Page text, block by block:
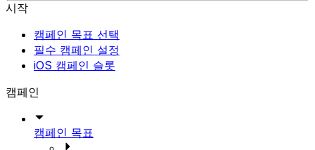
시작
캠페인 목표 선택
필수 캠페인 설정
iOS 캠페인 슬롯
캠페인
캠페인 목표